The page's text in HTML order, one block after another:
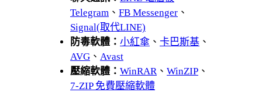
Telegram 、 FB Messenger 、
Signal(取代LINE)
防毒軟體： 小紅傘 、 卡巴斯基 、
AVG 、 Avast
壓縮軟體： WinRAR 、 WinZIP 、
7-ZIP 免費壓縮軟體